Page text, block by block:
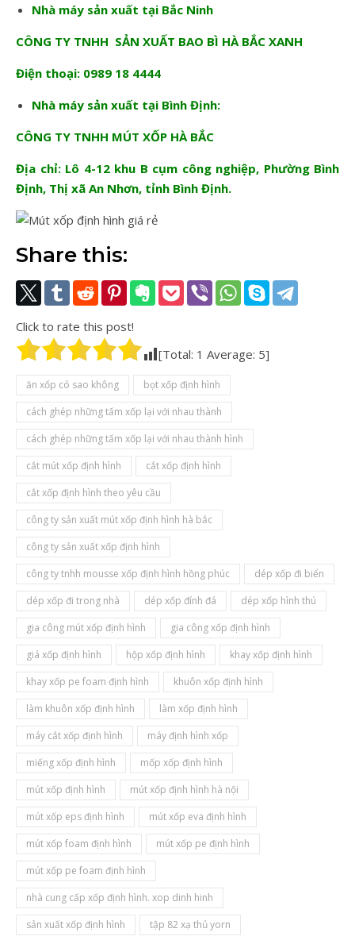
Nhà máy sản xuất tại Bắc Ninh
CÔNG TY TNHH SẢN XUẤT BAO BÌ HÀ BẮC XANH
Điện thoại: 0989 18 4444
Nhà máy sản xuất tại Bình Định:
CÔNG TY TNHH MÚT XỐP HÀ BẮC
Địa chỉ: Lô 4-12 khu B cụm công nghiệp, Phường Bình
Định, Thị xã An Nhơn, tỉnh Bình Định.
Share this:
Click to rate this post!
[Total: 1 Average: 5]
ăn xốp có sao không
bọt xốp định hình
cách ghép những tấm xốp lại với nhau thành
cách ghép những tấm xốp lại với nhau thành hình
cắt mút xốp định hình
cắt xốp định hình
cắt xốp định hình theo yêu cầu
công ty sản xuất mút xốp định hình hà bắc
công ty sản xuất xốp định hình
công ty tnhh mousse xốp định hình hồng phúc
dép xốp đi biển
dép xốp đi trong nhà
dép xốp đính đá
dép xốp hình thú
gia công mút xốp định hình
gia công xốp định hình
giá xốp định hình
hộp xốp định hình
khay xốp định hình
khay xốp pe foam định hình
khuôn xốp định hình
làm khuôn xốp định hình
làm xốp định hình
máy cắt xốp định hình
máy định hình xốp
miếng xốp định hình
mốp xốp định hình
mút xốp định hình
mút xốp định hình hà nội
mút xốp eps định hình
mút xốp eva định hình
mút xốp foam định hình
mút xốp pe định hình
mút xốp pe foam định hình
nhà cung cấp xốp định hình. xop dinh hinh
sản xuất xốp định hình
tập 82 xạ thủ yorn